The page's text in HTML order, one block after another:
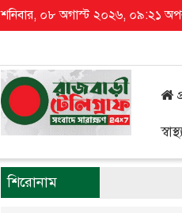
শনিবার, ০৮ অগাস্ট ২০২৬, ০৯:২১
শিরোনাম